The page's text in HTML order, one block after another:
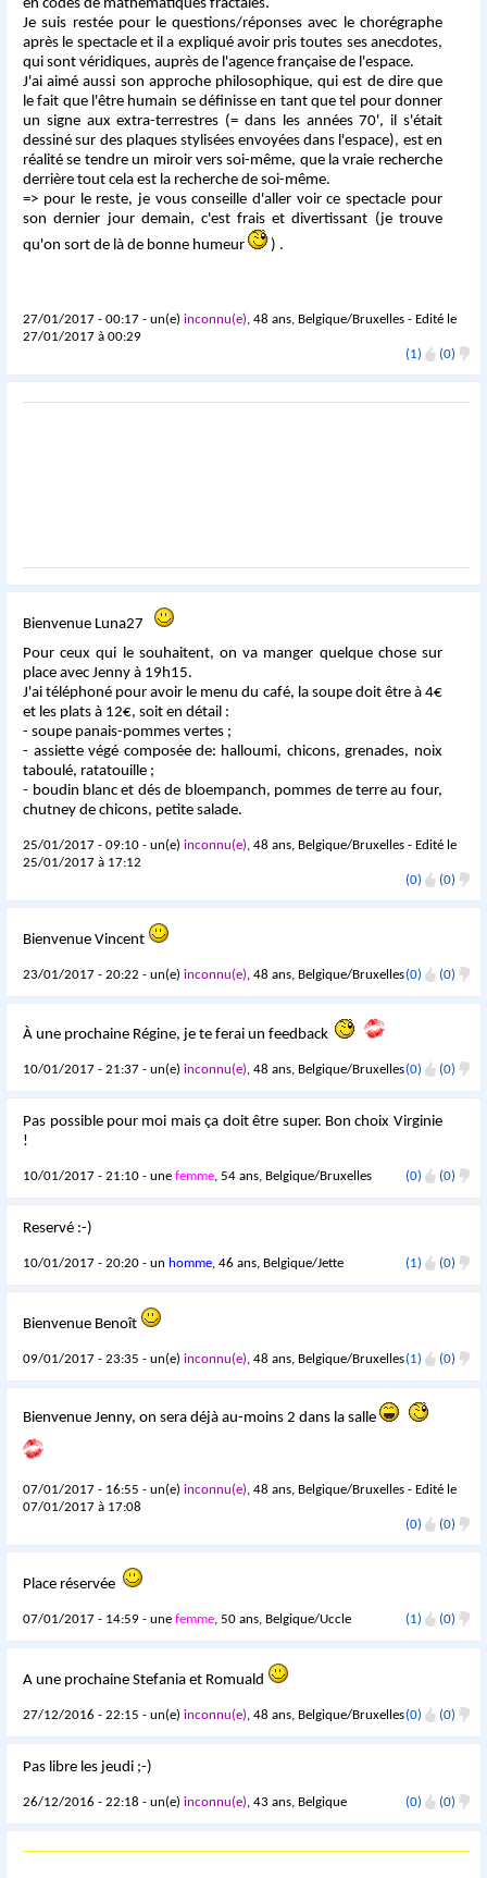
en codes de mathématiques fractales.
Je suis restée pour le questions/réponses avec le chorégraphe
après le spectacle et il a expliqué avoir pris toutes ses anecdotes,
qui sont véridiques, auprès de l'agence française de l'espace.
J'ai aimé aussi son approche philosophique, qui est de dire que
le fait que l'être humain se définisse en tant que tel pour donner
un signe aux extra-terrestres (= dans les années 70', il s'était
dessiné sur des plaques stylisées envoyées dans l'espace), est en
réalité se tendre un miroir vers soi-même, que la vraie recherche
derrière tout cela est la recherche de soi-même.
=> pour le reste, je vous conseille d'aller voir ce spectacle pour
son dernier jour demain, c'est frais et divertissant (je trouve
qu'on sort de là de bonne humeur
) .
27/01/2017 - 00:17 - un(e)inconnu(e), 48 ans, Belgique/Bruxelles - Edité le
27/01/2017 à 00:29
(1)
(0)
Bienvenue Luna27
Pour ceux qui le souhaitent, on va manger quelque chose sur
place avec Jenny à 19h15.
J'ai téléphoné pour avoir le menu du café, la soupe doit être à 4€
et les plats à 12€, soit en détail :
- soupe panais-pommes vertes ;
- assiette végé composée de: halloumi, chicons, grenades, noix
taboulé, ratatouille ;
- boudin blanc et dés de bloempanch, pommes de terre au four,
chutney de chicons, petite salade.
25/01/2017 - 09:10 - un(e)inconnu(e), 48 ans, Belgique/Bruxelles - Edité le
25/01/2017 à 17:12
(0)
(0)
Bienvenue Vincent
23/01/2017 - 20:22 - un(e)inconnu(e), 48 ans, Belgique/Bruxelles(0) (0)
À une prochaine Régine, je te ferai un feedback
10/01/2017 - 21:37 - un(e)inconnu(e), 48 ans, Belgique/Bruxelles(0) (0)
Pas possible pour moi mais ça doit être super. Bon choix Virginie
!
10/01/2017 - 21:10 - unefemme, 54 ans, Belgique/Bruxelles (0) (0)
Reservé :-)
10/01/2017 - 20:20 - un homme, 46 ans, Belgique/Jette (1) (0)
Bienvenue Benoît
09/01/2017 - 23:35 - un(e)inconnu(e), 48 ans, Belgique/Bruxelles(1) (0)
Bienvenue Jenny, on sera déjà au-moins 2 dans la salle
07/01/2017 - 16:55 - un(e)inconnu(e), 48 ans, Belgique/Bruxelles - Edité le
07/01/2017 à 17:08
(0)
(0)
Place réservée
07/01/2017 - 14:59 - unefemme, 50 ans, Belgique/Uccle (1) (0)
A une prochaine Stefania et Romuald
27/12/2016 - 22:15 - un(e)inconnu(e), 48 ans, Belgique/Bruxelles(0) (0)
Pas libre les jeudi ;-)
26/12/2016 - 22:18 - un(e)inconnu(e), 43 ans, Belgique (0) (0)